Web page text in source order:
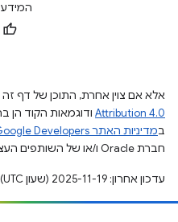
המידע
אלא אם צוין אחרת, התוכן של דף זה
Attribution 4.0 ודוגמאות הקוד הן
במדיניות האתר Google Developers‏
חברת Oracle ו/או של השותפים העצמאיים שלה.
עדכון אחרון: 2025-11-19 (שעון UTC).